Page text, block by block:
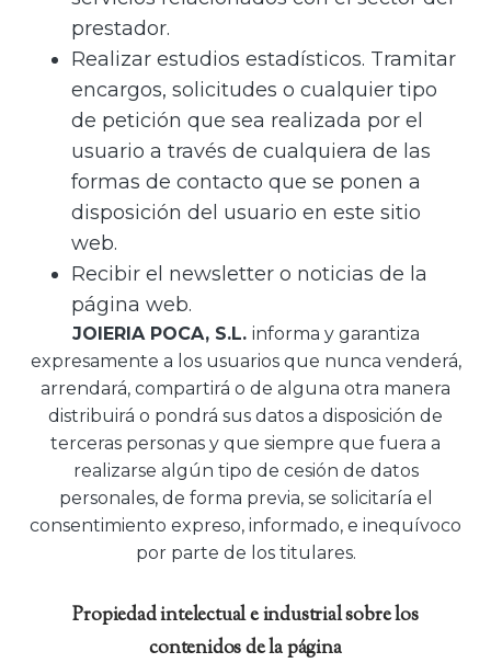
prestador.
Realizar estudios estadísticos. Tramitar
encargos, solicitudes o cualquier tipo
de petición que sea realizada por el
usuario a través de cualquiera de las
formas de contacto que se ponen a
disposición del usuario en este sitio
web.
Recibir el newsletter o noticias de la
página web.
JOIERIA POCA, S.L. informa y garantiza
expresamente a los usuarios que nunca venderá,
arrendará, compartirá o de alguna otra manera
distribuirá o pondrá sus datos a disposición de
terceras personas y que siempre que fuera a
realizarse algún tipo de cesión de datos
personales, de forma previa, se solicitaría el
consentimiento expreso, informado, e inequívoco
por parte de los titulares.
Propiedad intelectual e industrial sobre los
contenidos de la página